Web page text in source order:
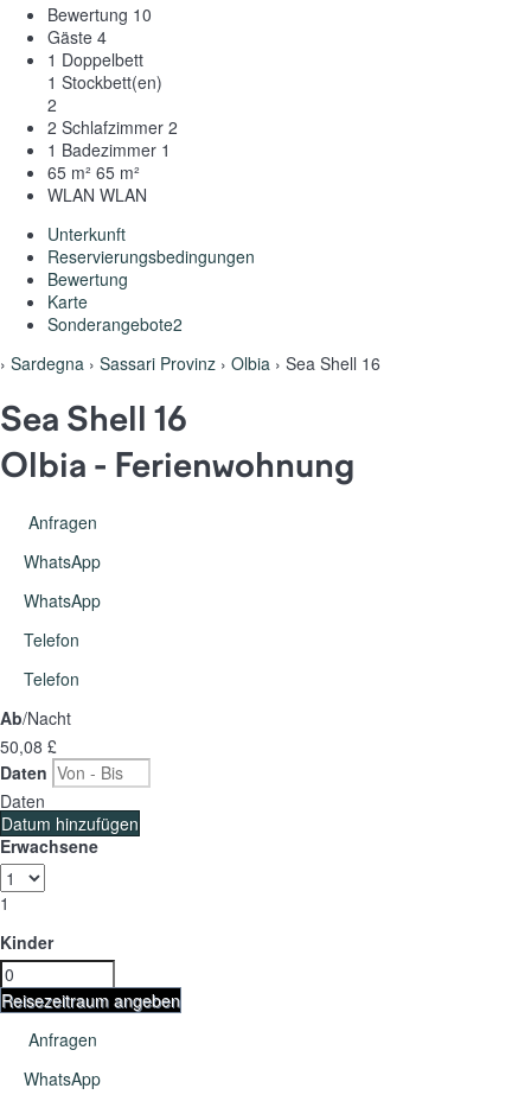
Bewertung 10
Gäste 4
1 Doppelbett
1 Stockbett(en)
2
2 Schlafzimmer 2
1 Badezimmer 1
65 m² 65 m²
WLAN WLAN
Unterkunft
Reservierungsbedingungen
Bewertung
Karte
Sonderangebote2
› Sardegna › Sassari Provinz › Olbia › Sea Shell 16
Sea Shell 16
Olbia - Ferienwohnung
Anfragen
WhatsApp
WhatsApp
Telefon
Telefon
Ab/Nacht
50,08 £
Daten
Daten
Datum hinzufügen
Erwachsene
1
Kinder
Reisezeitraum angeben
Anfragen
WhatsApp